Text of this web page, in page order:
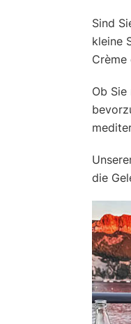
Sind
kleine
Crème
Ob Sie
die